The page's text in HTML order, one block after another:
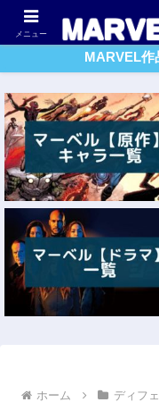
アベンジャーズ ス
MARVEL
ホーム ディフ
メニュー